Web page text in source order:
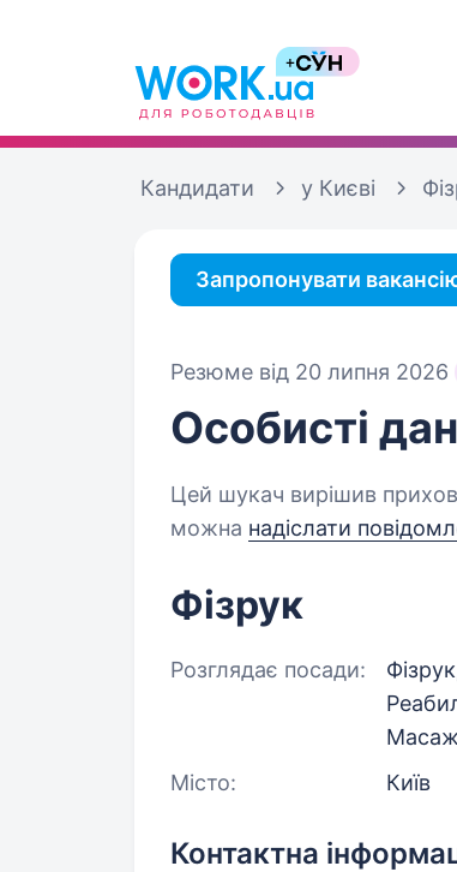
Кандидати у Києві
Запропонувати
Резюме від 20 липня 2026
Особисті
Цей шукач вирішив
можна надіслати
Фізрук
Розглядає посади:
Місто:
Київ
Контактна